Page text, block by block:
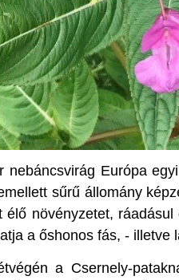
nebáncsvirág Európa
sűrű állomány
élő növényzetet,
a őshonos fás, - illetve
a Csernely-